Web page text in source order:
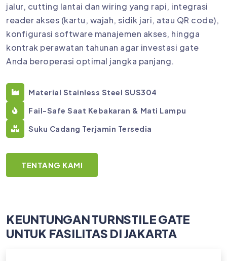
jalur, cutting lantai dan wiring yang rapi, integrasi
reader akses (kartu, wajah, sidik jari, atau QR code),
konfigurasi software manajemen akses, hingga
kontrak perawatan tahunan agar investasi gate
Anda beroperasi optimal jangka panjang.
Material Stainless Steel SUS304
Fail-Safe Saat Kebakaran & Mati Lampu
Suku Cadang Terjamin Tersedia
TENTANG KAMI
KEUNTUNGAN TURNSTILE GATE
UNTUK FASILITAS DI JAKARTA